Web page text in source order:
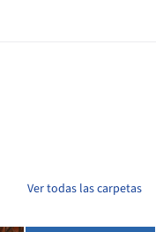
Ver todas las carpetas